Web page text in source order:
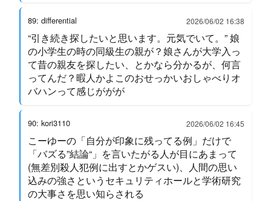
89: differential 2026/06/02 16:38
“引き続き探したいと思います。元気でいて。” 娘
の小学生の時の同級生の親が？娘さんが大学入っ
て昔の親友を探したい、とかなら分かるが、何言
ってんだ？暇人かよこのおせっかいおしゃべりオ
バハンって感じががが
90: kori3110 2026/06/02 16:45
こーゆーの「自分が印象に残ってる例」だけで
「バズる”結論“」を言いたがる人が目にあまって
(無差別殺人犯例に出すとかゲスい)、人間の思い
込みの強さというセキュリティホールと学術研究
の大事さを思い知らされる